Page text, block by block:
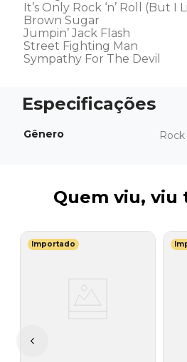
It’s Only Rock ‘n’ Roll (But I
Brown Sugar
Jumpin’ Jack Flash
Street Fighting Man
Sympathy For The Devil
Gênero
Quem viu, viu
Importado